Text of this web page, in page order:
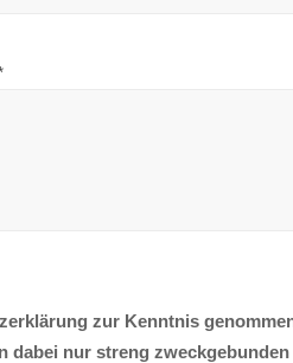
zur Kenntnis
dabei nur streng